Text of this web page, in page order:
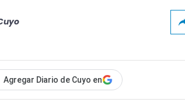
Agregar Diario de Cuyo en